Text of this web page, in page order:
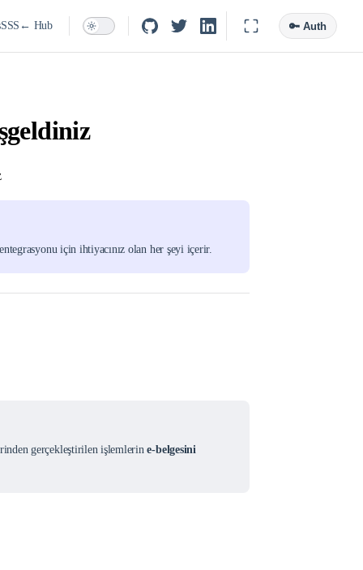
SSS ← Hub 🔑 Auth
için ihtiyacınız olan her şeyi içerir.
gerçekleştirilen işlemlerine-belgesini